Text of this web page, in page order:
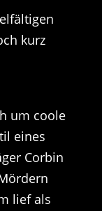
kurz
um coole
eines
Corbin
lief als